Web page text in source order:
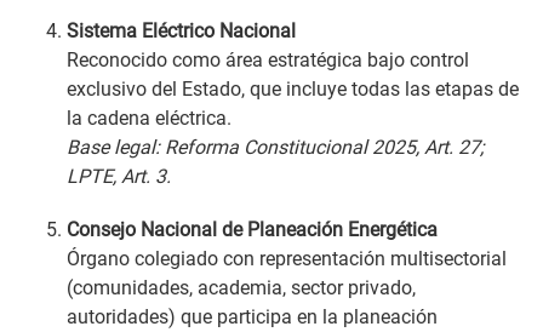
Sistema Eléctrico Nacional
Reconocido como área estratégica bajo control
exclusivo del Estado, que incluye todas las etapas de
la cadena eléctrica.
Base legal: Reforma Constitucional 2025, Art. 27;
LPTE, Art. 3.
Consejo Nacional de Planeación Energética
Órgano colegiado con representación multisectorial
(comunidades, academia, sector privado,
autoridades) que participa en la planeación